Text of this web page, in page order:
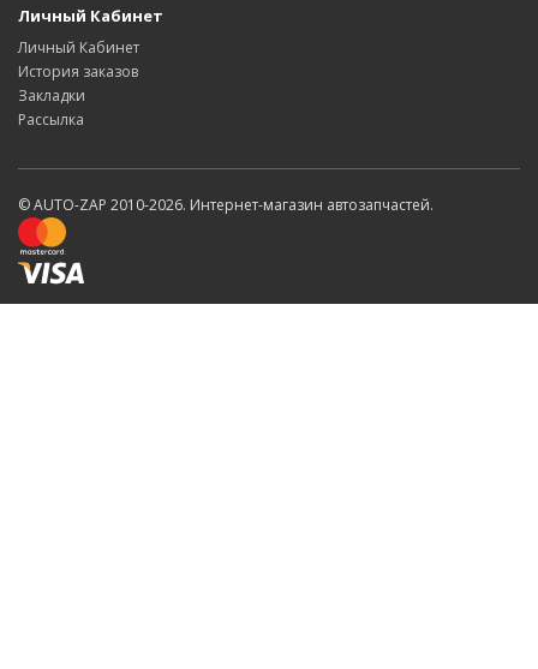
Личный Кабинет
Личный Кабинет
История заказов
Закладки
Рассылка
© AUTO-ZAP 2010-2026. Интернет-магазин автозапчастей.